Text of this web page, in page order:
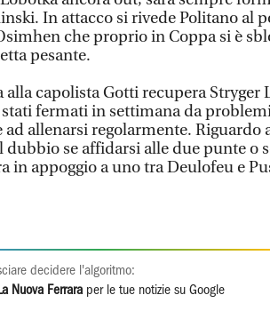
In attacco si rivede Politano al
che proprio in Coppa si è
pesante.
alla capolista Gotti recupera Stryger
stati fermati in settimana da
allenarsi regolarmente. Riguardo
dubbio se affidarsi alle due punte o
in appoggio a uno tra Deulofeu e
decidere l'algoritmo:
La Nuova Ferrara per le tue notizie su Google